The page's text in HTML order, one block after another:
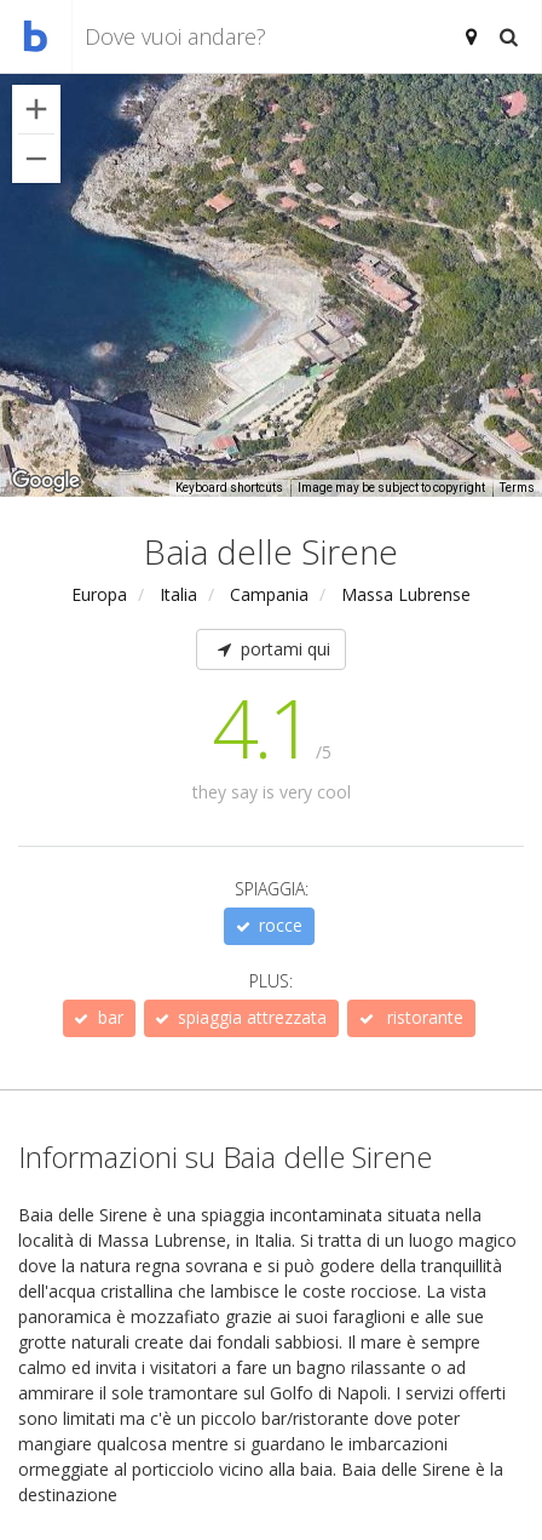
Keyboard shortcuts Image may be subject to copyright Terms
Baia delle Sirene
Europa Italia Campania Massa Lubrense
portami qui
4.1
/5
they say is very cool
SPIAGGIA:
rocce
PLUS:
bar
spiaggia attrezzata ristorante
Informazioni su Baia delle Sirene
Baia delle Sirene è una spiaggia incontaminata situata nella
località di Massa Lubrense, in Italia. Si tratta di un luogo magico
dove la natura regna sovrana e si può godere della tranquillità
dell'acqua cristallina che lambisce le coste rocciose. La vista
panoramica è mozzafiato grazie ai suoi faraglioni e alle sue
grotte naturali create dai fondali sabbiosi. Il mare è sempre
calmo ed invita i visitatori a fare un bagno rilassante o ad
ammirare il sole tramontare sul Golfo di Napoli. I servizi offerti
sono limitati ma c'è un piccolo bar/ristorante dove poter
mangiare qualcosa mentre si guardano le imbarcazioni
ormeggiate al porticciolo vicino alla baia. Baia delle Sirene è la
destinazione